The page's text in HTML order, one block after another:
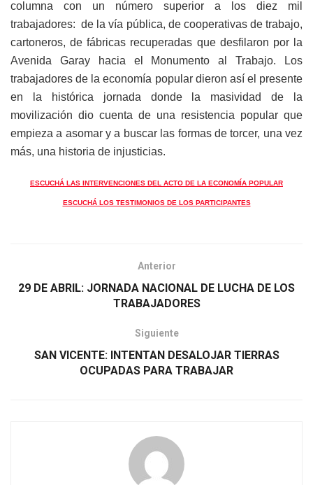
columna con un número superior a los diez mil
trabajadores: de la vía pública, de cooperativas de trabajo,
cartoneros, de fábricas recuperadas que desfilaron por la
Avenida Garay hacia el Monumento al Trabajo. Los
trabajadores de la economía popular dieron así el presente
en la histórica jornada donde la masividad de la
movilización dio cuenta de una resistencia popular que
empieza a asomar y a buscar las formas de torcer, una vez
más, una historia de injusticias.
ESCUCHÁ LAS INTERVENCIONES DEL ACTO DE LA ECONOMÍA POPULAR
ESCUCHÁ LOS TESTIMONIOS DE LOS PARTICIPANTES
Anterior
29 DE ABRIL: JORNADA NACIONAL DE LUCHA DE LOS
TRABAJADORES
Siguiente
SAN VICENTE: INTENTAN DESALOJAR TIERRAS
OCUPADAS PARA TRABAJAR